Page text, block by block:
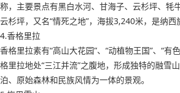
称，主要景点有黑白水河、甘海子、云杉坪、牦
云杉坪，又名“情死之地”，海拔3,240米，是纳西
4.香格里拉
香格里拉素有“高山大花园”、“动植物王国”、“有
格里拉地处“三江并流”之腹地，形成独特的融雪
泊、原始森林和民族风情为一体的景观。